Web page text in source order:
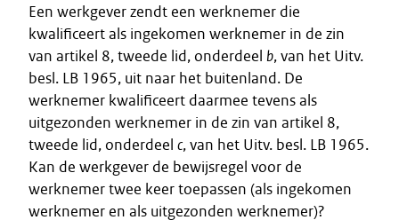
Een werkgever zendt een werknemer die
kwalificeert als ingekomen werknemer in de zin
van artikel 8, tweede lid, onderdeel b, van het Uitv.
besl. LB 1965, uit naar het buitenland. De
werknemer kwalificeert daarmee tevens als
uitgezonden werknemer in de zin van artikel 8,
tweede lid, onderdeel c, van het Uitv. besl. LB 1965.
Kan de werkgever de bewijsregel voor de
werknemer twee keer toepassen (als ingekomen
werknemer en als uitgezonden werknemer)?